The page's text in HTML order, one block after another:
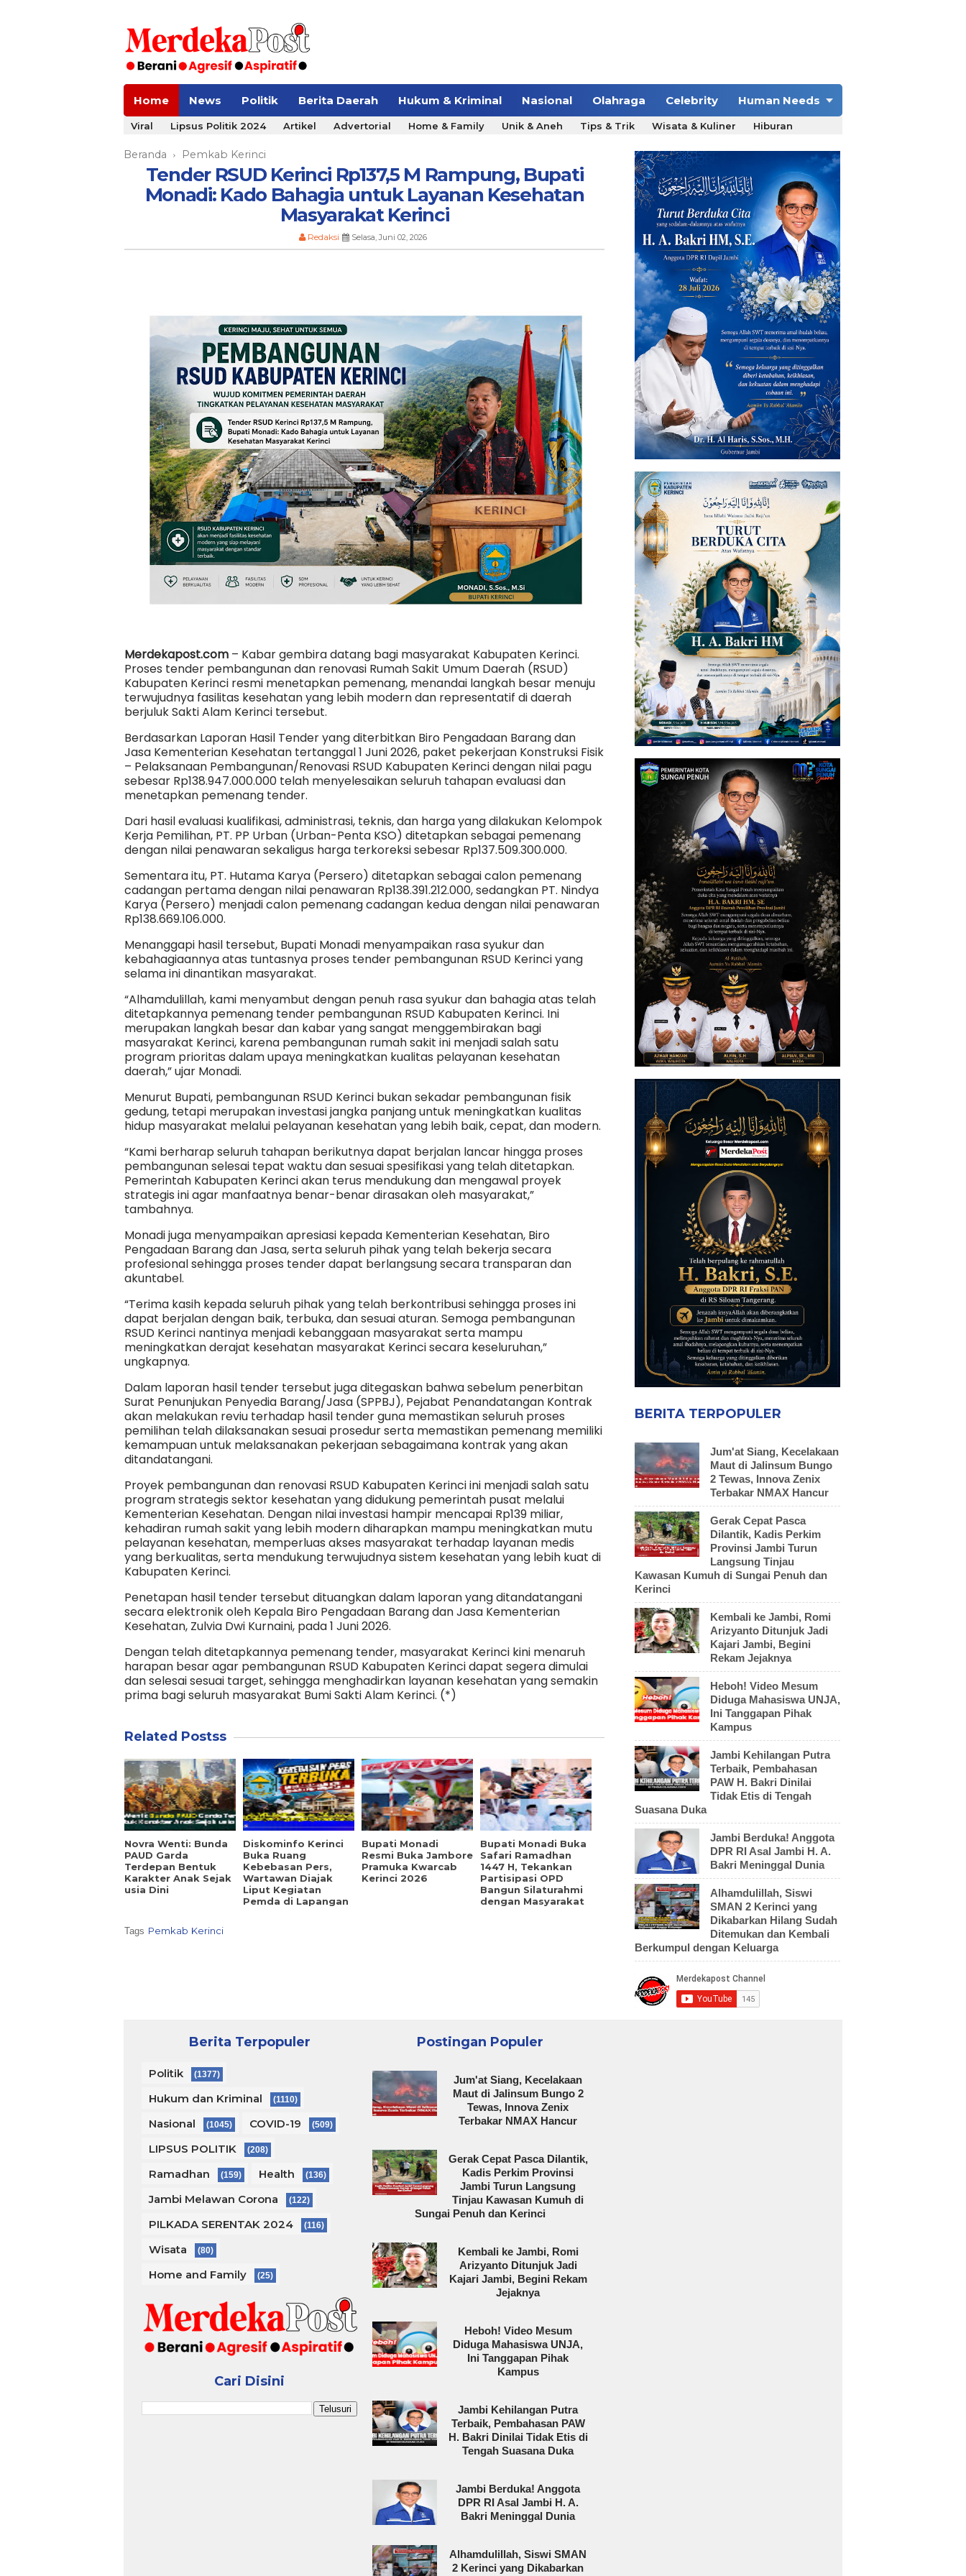
Home News Politik Berita Daerah Hukum & Kriminal Nasional Olahraga Celebrity Human Needs
Viral Lipsus Politik 2024 Artikel Advertorial Home & Family Unik & Aneh Tips & Trik Wisata & Kuliner Hiburan
Beranda › Pemkab Kerinci
Tender RSUD Kerinci Rp137,5 M Rampung, Bupati
Monadi: Kado Bahagia untuk Layanan Kesehatan
Masyarakat Kerinci
Redaksi Selasa, Juni 02, 2026
Merdekapost.com – Kabar gembira datang bagi masyarakat Kabupaten Kerinci.
Proses tender pembangunan dan renovasi Rumah Sakit Umum Daerah (RSUD)
Kabupaten Kerinci resmi menetapkan pemenang, menandai langkah besar menuju
terwujudnya fasilitas kesehatan yang lebih modern dan representatif di daerah
berjuluk Sakti Alam Kerinci tersebut.
Berdasarkan Laporan Hasil Tender yang diterbitkan Biro Pengadaan Barang dan
Jasa Kementerian Kesehatan tertanggal 1 Juni 2026, paket pekerjaan Konstruksi Fisik
– Pelaksanaan Pembangunan/Renovasi RSUD Kabupaten Kerinci dengan nilai pagu
sebesar Rp138.947.000.000 telah menyelesaikan seluruh tahapan evaluasi dan
menetapkan pemenang tender.
Dari hasil evaluasi kualifikasi, administrasi, teknis, dan harga yang dilakukan Kelompok
Kerja Pemilihan, PT. PP Urban (Urban-Penta KSO) ditetapkan sebagai pemenang
dengan nilai penawaran sekaligus harga terkoreksi sebesar Rp137.509.300.000.
Sementara itu, PT. Hutama Karya (Persero) ditetapkan sebagai calon pemenang
cadangan pertama dengan nilai penawaran Rp138.391.212.000, sedangkan PT. Nindya
Karya (Persero) menjadi calon pemenang cadangan kedua dengan nilai penawaran
Rp138.669.106.000.
Menanggapi hasil tersebut, Bupati Monadi menyampaikan rasa syukur dan
kebahagiaannya atas tuntasnya proses tender pembangunan RSUD Kerinci yang
selama ini dinantikan masyarakat.
“Alhamdulillah, kami menyambut dengan penuh rasa syukur dan bahagia atas telah
ditetapkannya pemenang tender pembangunan RSUD Kabupaten Kerinci. Ini
merupakan langkah besar dan kabar yang sangat menggembirakan bagi
masyarakat Kerinci, karena pembangunan rumah sakit ini menjadi salah satu
program prioritas dalam upaya meningkatkan kualitas pelayanan kesehatan
daerah,” ujar Monadi.
Menurut Bupati, pembangunan RSUD Kerinci bukan sekadar pembangunan fisik
gedung, tetapi merupakan investasi jangka panjang untuk meningkatkan kualitas
hidup masyarakat melalui pelayanan kesehatan yang lebih baik, cepat, dan modern.
“Kami berharap seluruh tahapan berikutnya dapat berjalan lancar hingga proses
pembangunan selesai tepat waktu dan sesuai spesifikasi yang telah ditetapkan.
Pemerintah Kabupaten Kerinci akan terus mendukung dan mengawal proyek
strategis ini agar manfaatnya benar-benar dirasakan oleh masyarakat,”
tambahnya.
Monadi juga menyampaikan apresiasi kepada Kementerian Kesehatan, Biro
Pengadaan Barang dan Jasa, serta seluruh pihak yang telah bekerja secara
profesional sehingga proses tender dapat berlangsung secara transparan dan
akuntabel.
“Terima kasih kepada seluruh pihak yang telah berkontribusi sehingga proses ini
dapat berjalan dengan baik, terbuka, dan sesuai aturan. Semoga pembangunan
RSUD Kerinci nantinya menjadi kebanggaan masyarakat serta mampu
meningkatkan derajat kesehatan masyarakat Kerinci secara keseluruhan,”
ungkapnya.
Dalam laporan hasil tender tersebut juga ditegaskan bahwa sebelum penerbitan
Surat Penunjukan Penyedia Barang/Jasa (SPPBJ), Pejabat Penandatangan Kontrak
akan melakukan reviu terhadap hasil tender guna memastikan seluruh proses
pemilihan telah dilaksanakan sesuai prosedur serta memastikan pemenang memiliki
kemampuan untuk melaksanakan pekerjaan sebagaimana kontrak yang akan
ditandatangani.
Proyek pembangunan dan renovasi RSUD Kabupaten Kerinci ini menjadi salah satu
program strategis sektor kesehatan yang didukung pemerintah pusat melalui
Kementerian Kesehatan. Dengan nilai investasi hampir mencapai Rp139 miliar,
kehadiran rumah sakit yang lebih modern diharapkan mampu meningkatkan mutu
pelayanan kesehatan, memperluas akses masyarakat terhadap layanan medis
yang berkualitas, serta mendukung terwujudnya sistem kesehatan yang lebih kuat di
Kabupaten Kerinci.
Penetapan hasil tender tersebut dituangkan dalam laporan yang ditandatangani
secara elektronik oleh Kepala Biro Pengadaan Barang dan Jasa Kementerian
Kesehatan, Zulvia Dwi Kurnaini, pada 1 Juni 2026.
Dengan telah ditetapkannya pemenang tender, masyarakat Kerinci kini menaruh
harapan besar agar pembangunan RSUD Kabupaten Kerinci dapat segera dimulai
dan selesai sesuai target, sehingga menghadirkan layanan kesehatan yang semakin
prima bagi seluruh masyarakat Bumi Sakti Alam Kerinci. (*)
Related Postss
Novra Wenti: Bunda
PAUD Garda
Terdepan Bentuk
Karakter Anak Sejak
usia Dini
Diskominfo Kerinci
Buka Ruang
Kebebasan Pers,
Wartawan Diajak
Liput Kegiatan
Pemda di Lapangan
Bupati Monadi
Resmi Buka Jambore
Pramuka Kwarcab
Kerinci 2026
Bupati Monadi Buka
Safari Ramadhan
1447 H, Tekankan
Partisipasi OPD
Bangun Silaturahmi
dengan Masyarakat
Tags Pemkab Kerinci
BERITA TERPOPULER
Jum'at Siang, Kecelakaan
Maut di Jalinsum Bungo
2 Tewas, Innova Zenix
Terbakar NMAX Hancur
Gerak Cepat Pasca
Dilantik, Kadis Perkim
Provinsi Jambi Turun
Langsung Tinjau
Kawasan Kumuh di Sungai Penuh dan
Kerinci
Kembali ke Jambi, Romi
Arizyanto Ditunjuk Jadi
Kajari Jambi, Begini
Rekam Jejaknya
Heboh! Video Mesum
Diduga Mahasiswa UNJA,
Ini Tanggapan Pihak
Kampus
Jambi Kehilangan Putra
Terbaik, Pembahasan
PAW H. Bakri Dinilai
Tidak Etis di Tengah
Suasana Duka
Jambi Berduka! Anggota
DPR RI Asal Jambi H. A.
Bakri Meninggal Dunia
Alhamdulillah, Siswi
SMAN 2 Kerinci yang
Dikabarkan Hilang Sudah
Ditemukan dan Kembali
Berkumpul dengan Keluarga
Berita Terpopuler
Politik (1377)
Hukum dan Kriminal (1110)
Nasional (1045) COVID-19 (509)
LIPSUS POLITIK (208)
Ramadhan (159) Health (136)
Jambi Melawan Corona (122)
PILKADA SERENTAK 2024 (116)
Wisata (80)
Home and Family (25)
Cari Disini
Postingan Populer
Jum'at Siang, Kecelakaan
Maut di Jalinsum Bungo 2
Tewas, Innova Zenix
Terbakar NMAX Hancur
Gerak Cepat Pasca Dilantik,
Kadis Perkim Provinsi
Jambi Turun Langsung
Tinjau Kawasan Kumuh di
Sungai Penuh dan Kerinci
Kembali ke Jambi, Romi
Arizyanto Ditunjuk Jadi
Kajari Jambi, Begini Rekam
Jejaknya
Heboh! Video Mesum
Diduga Mahasiswa UNJA,
Ini Tanggapan Pihak
Kampus
Jambi Kehilangan Putra
Terbaik, Pembahasan PAW
H. Bakri Dinilai Tidak Etis di
Tengah Suasana Duka
Jambi Berduka! Anggota
DPR RI Asal Jambi H. A.
Bakri Meninggal Dunia
Alhamdulillah, Siswi SMAN
2 Kerinci yang Dikabarkan